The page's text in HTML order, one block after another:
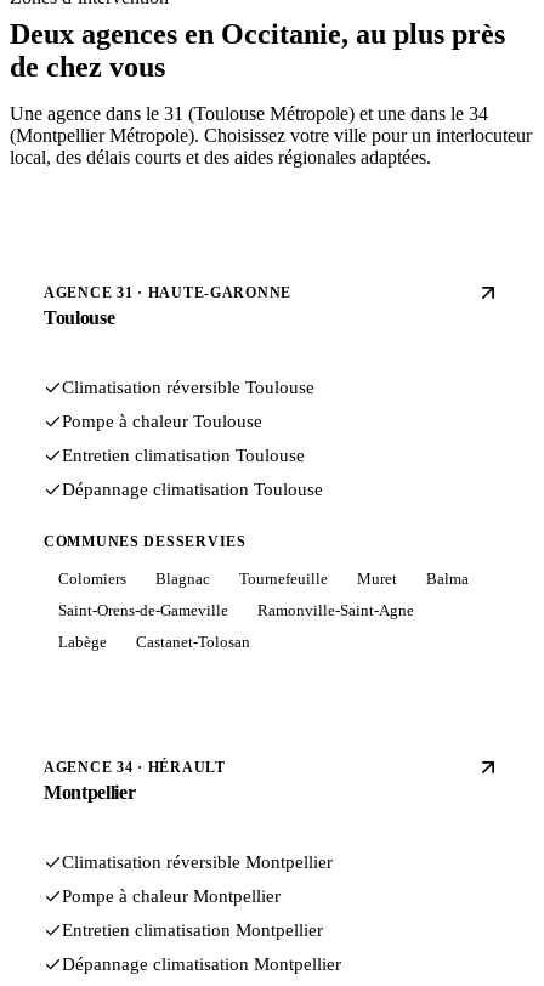
Deux agences en Occitanie, au plus près
de chez vous
Une agence dans le 31 (Toulouse Métropole) et une dans le 34
(Montpellier Métropole). Choisissez votre ville pour un interlocuteur
local, des délais courts et des aides régionales adaptées.
AGENCE 31 · HAUTE-GARONNE
Toulouse
Climatisation réversible Toulouse
Pompe à chaleur Toulouse
Entretien climatisation Toulouse
Dépannage climatisation Toulouse
COMMUNES DESSERVIES
Colomiers Blagnac Tournefeuille Muret
Balma
Saint-Orens-de-Gameville
Ramonville-Saint-Agne
Labège
Castanet-Tolosan
AGENCE 34 · HÉRAULT
Montpellier
Climatisation réversible Montpellier
Pompe à chaleur Montpellier
Entretien climatisation Montpellier
Dépannage climatisation Montpellier